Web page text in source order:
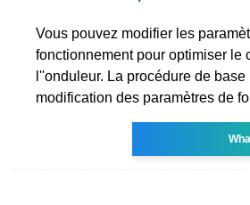
Vous pouvez modifier les
fonctionnement pour optimiser le
l''onduleur. La procédure de base
modification des paramètres de